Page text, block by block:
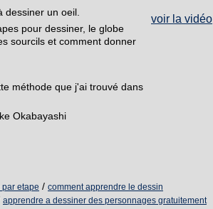
voir la vidéo
dessiner un oeil.
pour dessiner, le globe
sourcils et comment donner
méthode que j'ai trouvé dans
Okabayashi
etape / comment apprendre le dessin
apprendre a dessiner des personnages gratuitement